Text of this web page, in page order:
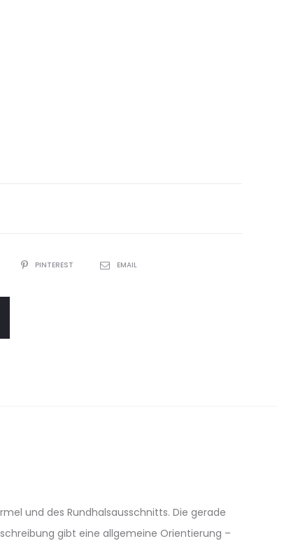
PINTEREST EMAIL
und des Rundhalsausschnitts. Die gerade
gibt eine allgemeine Orientierung –